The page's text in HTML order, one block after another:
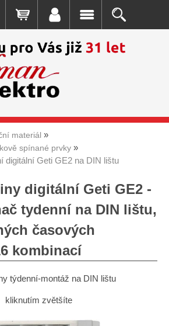
materiál
spínané prvky
digitální Geti GE2 na DIN lištu
digitální Geti GE2 -
tydenní na DIN lištu,
časových
kombinací
týdenní-montáž na DIN lištu
kliknutím zvětšíte